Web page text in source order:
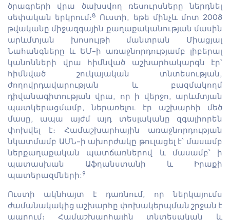
ծրագրերի վրա ծախսվող ռեսուրսները ներդնել
սեփական երկրում։8
Ուստի, եթե մինչև մոտ 2008
թվականը միջազգային քաղաքականության մասին
արևմտյան խոսույթի մանտրան Միացյալ
Նահանգները և ԵՄ-ի առաջնորդությամբ լիբերալ
կանոնների վրա հիմնված աշխարհակարգն էր՝
հիմնված շուկայական տնտեսության,
ժողովրդավարության և բազմակողմ
դիվանագիտության վրա, որ ի վերջո, արևմտյան
պատկերացմամբ, ներառելու էր աշխարհի մեծ
մասը, ապա այժմ այդ տեսլականը զգալիորեն
փոխվել է։ Համաշխարհային առաջնորդության
նկատմամբ ԱՄՆ-ի ախորժակը թուլացել է՝ մասամբ
ներքաղաքական պատճառներով և մասամբ՝ ի
պատասխան Աֆղանստանի և Իրաքի
պատերազմների: 9
Ուստի ակնհայտ է դառնում, որ ներկայումս
ժամանակակից աշխարհը փոխակերպման շրջան է
ապրում։ Համաշխարհային տնտեսական և